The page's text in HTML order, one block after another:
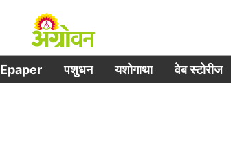
Epaper पशुधन यशोगाथा वेब स्टोरीज